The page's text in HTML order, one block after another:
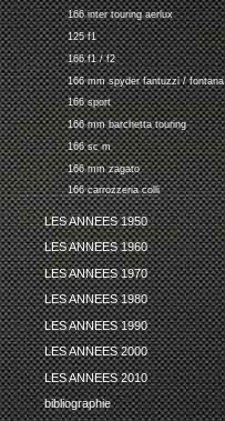
166 inter touring aerlux
125 f1
166 f1 / f2
166 mm spyder fantuzzi / fontana
166 sport
166 mm barchetta touring
166 sc m
166 mm zagato
166 carrozzeria colli
LES ANNEES 1950
LES ANNEES 1960
LES ANNEES 1970
LES ANNEES 1980
LES ANNEES 1990
LES ANNEES 2000
LES ANNEES 2010
bibliographie